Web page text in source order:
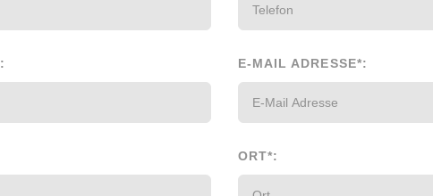
E-MAIL ADRESSE*:
ORT*: